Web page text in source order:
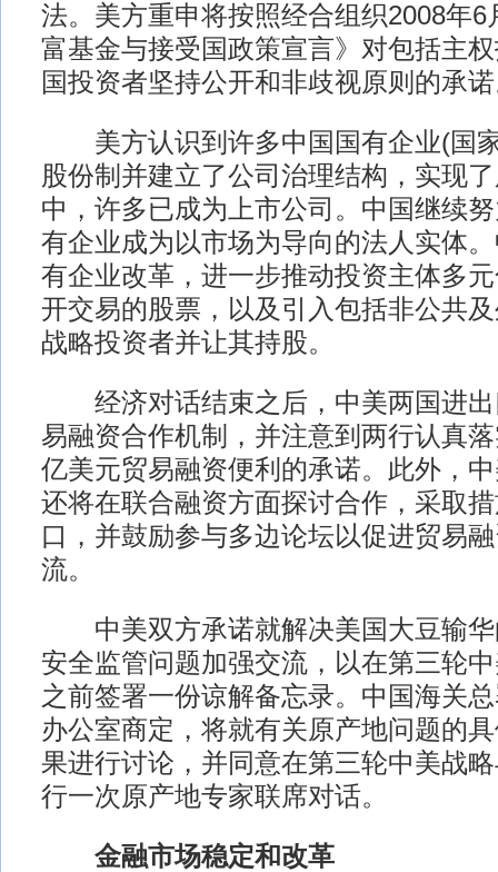
法。美方重申将按照经合组织2008年6
富基金与接受国政策宣言》对包括主
国投资者坚持公开和非歧视原则的承
美方认识到许多中国国有企业(国
股份制并建立了公司治理结构，实现
中，许多已成为上市公司。中国继续
有企业成为以市场为导向的法人实体
有企业改革，进一步推动投资主体多
开交易的股票，以及引入包括非公共
战略投资者并让其持股。
经济对话结束之后，中美两国进出
易融资合作机制，并注意到两行认真
亿美元贸易融资便利的承诺。此外，
还将在联合融资方面探讨合作，采取
口，并鼓励参与多边论坛以促进贸易
流。
中美双方承诺就解决美国大豆输华
安全监管问题加强交流，以在第三轮
之前签署一份谅解备忘录。中国海关
办公室商定，将就有关原产地问题的
果进行讨论，并同意在第三轮中美战
行一次原产地专家联席对话。
金融市场稳定和改革